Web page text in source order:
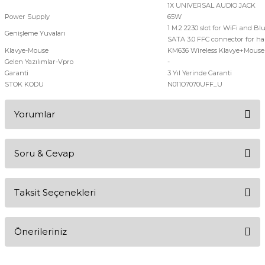
1X UNIVERSAL AUDIO JACK
Power Supply
65W
Genişleme Yuvaları
1 M.2 2230 slot for WiFi and
SATA 3.0 FFC connector for
Klavye-Mouse
KM636 Wireless
Gelen Yazılımlar-Vpro
-
Garanti
3 Yıl Yerinde Garanti
STOK KODU
N011O7070UFF_U
Yorumlar
Soru & Cevap
Taksit Seçenekleri
Önerileriniz